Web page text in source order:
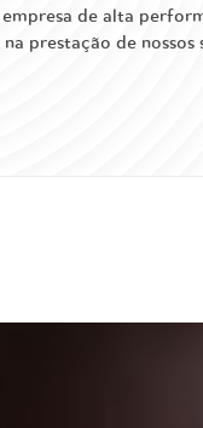
empresa de alta
prestação de nossos